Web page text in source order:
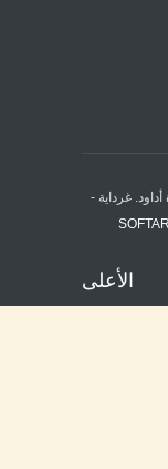
غرداية -
الأعلى